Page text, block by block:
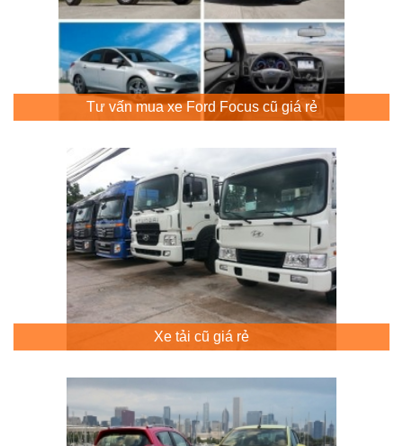
Tư vấn mua xe Ford Focus cũ giá rẻ
Xe tải cũ giá rẻ